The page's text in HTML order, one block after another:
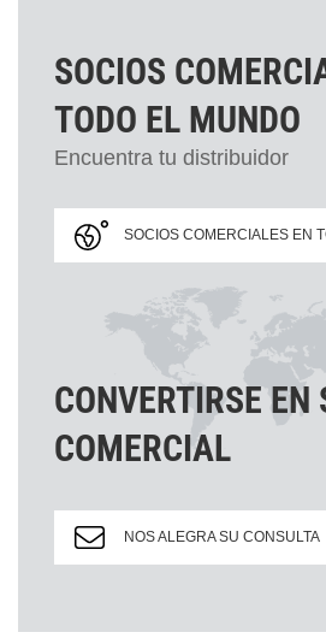
SOCIOS
TODO EL MUNDO
Encuentra tu distribuidor
SOCIOS COMERCIALES EN
CONVERTIRSE EN
COMERCIAL
NOS ALEGRA SU CONSULTA